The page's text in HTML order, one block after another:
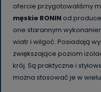
ofercie przygotowaliśmy
męskie RONIN od
one starannym
wiatr i wilgoć. Posiadają
zwiększające poziom
krój. Są praktyczne i
można stosować je w